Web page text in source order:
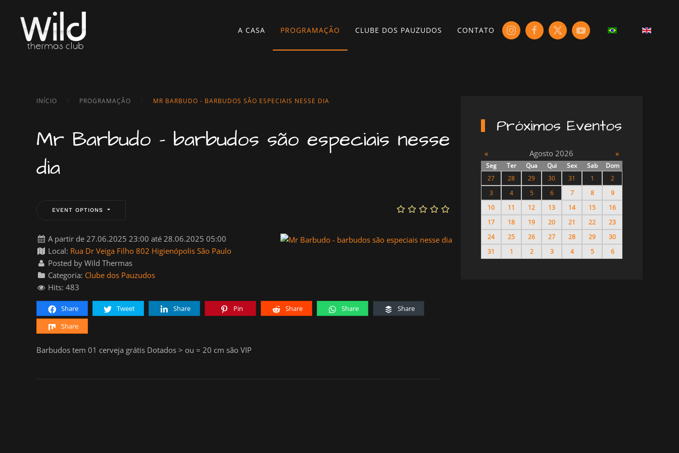
Skip to main content
A CASA PROGRAMAÇÃO CLUBE DOS PAUZUDOS CONTATO
INÍCIO PROGRAMAÇÃO MR BARBUDO - BARBUDOS SÃO ESPECIAIS NESSE DIA
Mr Barbudo - barbudos são especiais nesse
dia
EVENT OPTIONS
A partir de 27.06.2025 23:00 até 28.06.2025 05:00
Local: Rua Dr Veiga Filho 802 Higienópolis São Paulo
Posted by Wild Thermas
Categoria: Clube dos Pauzudos
Hits: 483
Share Tweet Share Pin Share Share
Share
Share
Barbudos tem 01 cerveja grátis Dotados > ou = 20 cm são VIP
Próximos Eventos
« Agosto 2026 »
Seg Ter Qua Qui Sex Sab
Dom
27
28 29 30 31 1
2
3
4 5 6 7 8
9
10
11 12 13 14 15
16
17
18 19 20 21 22
23
24
25 26 27 28 29
30
31
1 2 3 4 5 6